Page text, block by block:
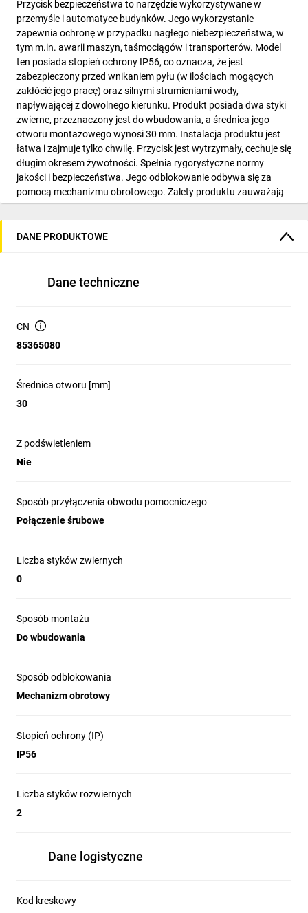
Przycisk bezpieczeństwa to narzędzie wykorzystywane w
przemyśle i automatyce budynków. Jego wykorzystanie
zapewnia ochronę w przypadku nagłego niebezpieczeństwa, w
tym m.in. awarii maszyn, taśmociągów i transporterów. Model
ten posiada stopień ochrony IP56, co oznacza, że jest
zabezpieczony przed wnikaniem pyłu (w ilościach mogących
zakłócić jego pracę) oraz silnymi strumieniami wody,
napływającej z dowolnego kierunku. Produkt posiada dwa styki
zwierne, przeznaczony jest do wbudowania, a średnica jego
otworu montażowego wynosi 30 mm. Instalacja produktu jest
łatwa i zajmuje tylko chwilę. Przycisk jest wytrzymały, cechuje się
długim okresem żywotności. Spełnia rygorystyczne normy
jakości i bezpieczeństwa. Jego odblokowanie odbywa się za
pomocą mechanizmu obrotowego. Zalety produktu zauważają
nawet najbardziej wymagający użytkownicy oraz osoby
budynkach użyteczności publicznej. Firma PROMET jest jednym
DANE PRODUKTOWE
Dane techniczne
CN
85365080
Średnica otworu [mm]
30
Z podświetleniem
Nie
Sposób przyłączenia obwodu pomocniczego
Połączenie śrubowe
Liczba styków zwiernych
0
Sposób montażu
Do wbudowania
Sposób odblokowania
Mechanizm obrotowy
Stopień ochrony (IP)
IP56
Liczba styków rozwiernych
2
Dane logistyczne
Kod kreskowy